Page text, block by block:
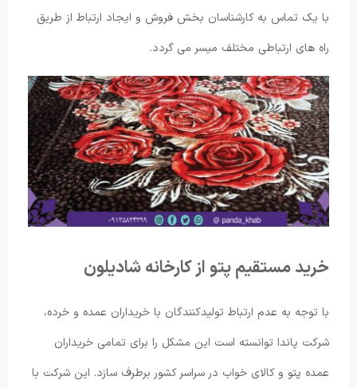
با یک تماس به کارشناسان بخش فروش و ایجاد ارتباط از طریق
راه های ارتباطی مختلف میسر می گردد.
خرید مستقیم پتو از کارخانه شادیلون
با توجه به عدم ارتباط تولیدکنندگان با خریداران عمده و خرده،
شرکت پاندا توانسته است این مشکل را برای تمامی خریداران
عمده پتو و کالای خواب در سراسر کشور برطرف سازد. این شرکت با